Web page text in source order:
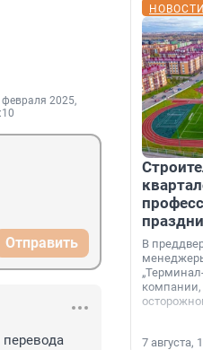
февраля 2025,
Отправить
В
компании,
7 августа,